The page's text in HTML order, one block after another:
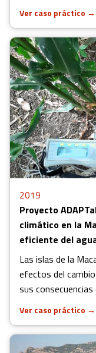
Ver caso práctico →
2019
Proyecto
climático en la
eficiente del
Las islas de la
efectos del
sus
Ver caso práctico →